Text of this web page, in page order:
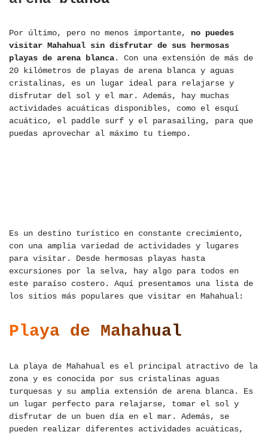
Por último, pero no menos importante, no puedes
visitar Mahahual sin disfrutar de sus hermosas
playas de arena blanca. Con una extensión de más de
20 kilómetros de playas de arena blanca y aguas
cristalinas, es un lugar ideal para relajarse y
disfrutar del sol y el mar. Además, hay muchas
actividades acuáticas disponibles, como el esquí
acuático, el paddle surf y el parasailing, para que
puedas aprovechar al máximo tu tiempo.
Es un destino turístico en constante crecimiento,
con una amplia variedad de actividades y lugares
para visitar. Desde hermosas playas hasta
excursiones por la selva, hay algo para todos en
este paraíso costero. Aquí presentamos una lista de
los sitios más populares que visitar en Mahahual:
Playa de Mahahual
La playa de Mahahual es el principal atractivo de la
zona y es conocida por sus cristalinas aguas
turquesas y su amplia extensión de arena blanca. Es
un lugar perfecto para relajarse, tomar el sol y
disfrutar de un buen día en el mar. Además, se
pueden realizar diferentes actividades acuáticas,